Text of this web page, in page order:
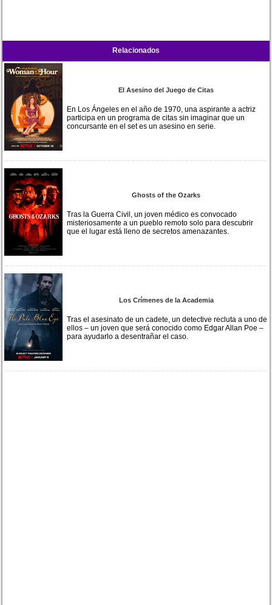
Relacionados
El Asesino del Juego de Citas
En Los Ángeles en el año de 1970, una aspirante a actriz
participa en un programa de citas sin imaginar que un
concursante en el set es un asesino en serie.
Ghosts of the Ozarks
Tras la Guerra Civil, un joven médico es convocado
misteriosamente a un pueblo remoto solo para descubrir
que el lugar está lleno de secretos amenazantes.
Los Crímenes de la Academia
Tras el asesinato de un cadete, un detective recluta a uno de
ellos – un joven que será conocido como Edgar Allan Poe –
para ayudarlo a desentrañar el caso.